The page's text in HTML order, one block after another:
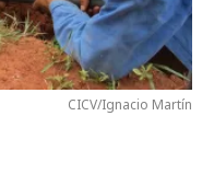
CICV/Ignacio Martín